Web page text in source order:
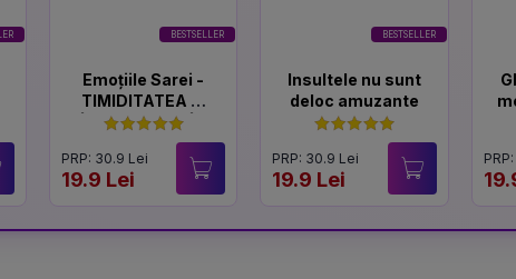
BESTSELLER
Emoțiile Sarei -
TIMIDITATEA ȘI
ÎNCREDEREA ÎN
PRP: 30.9 Lei
19.9 Lei
BESTSELLER
Insultele nu sunt
deloc amuzante
PRP: 30.9 Lei
19.9 Lei